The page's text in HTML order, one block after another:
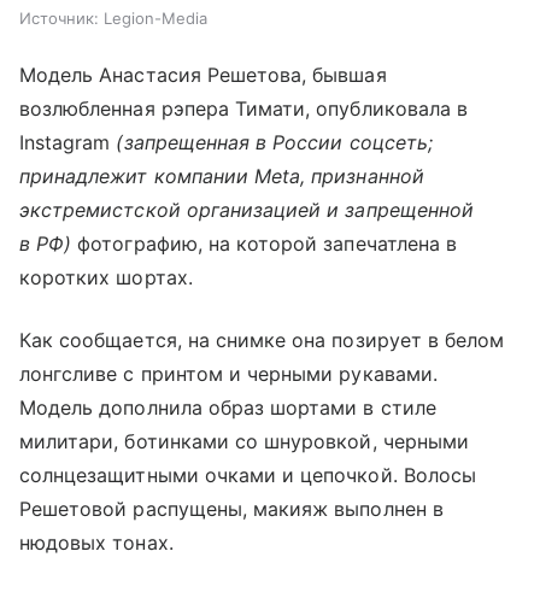
Источник: Legion-Media
Модель Анастасия Решетова, бывшая
возлюбленная рэпера Тимати, опубликовала в
Instagram (запрещенная в России соцсеть;
принадлежит компании Meta, признанной
экстремистской организацией и запрещенной
в РФ) фотографию, на которой запечатлена в
коротких шортах.
Как сообщается, на снимке она позирует в белом
лонгсливе с принтом и черными рукавами.
Модель дополнила образ шортами в стиле
милитари, ботинками со шнуровкой, черными
солнцезащитными очками и цепочкой. Волосы
Решетовой распущены, макияж выполнен в
нюдовых тонах.